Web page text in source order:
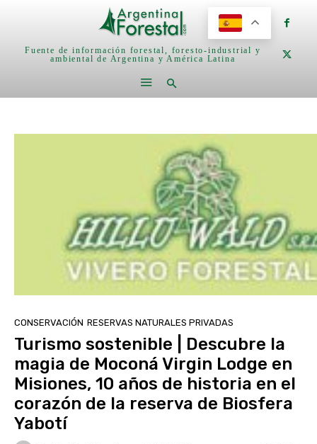
Fuente de información forestal, foresto-industrial y
ambiental de Argentina y América Latina
CONSERVACIÓN RESERVAS NATURALES PRIVADAS
Turismo sostenible | Descubre la
magia de Moconá Virgin Lodge en
Misiones, 10 años de historia en el
corazón de la reserva de Biosfera
Yabotí